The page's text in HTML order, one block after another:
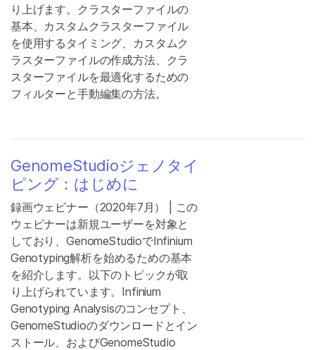
り上げます。クラスターファイルの
基本、カスタムクラスターファイル
を使用するタイミング、カスタムク
ラスターファイルの作成方法、クラ
スターファイルを最適化するための
フィルターと手動編集の方法。
GenomeStudioジェノタイ
ピング：はじめに
録画ウェビナー（2020年7月） | この
ウェビナーは新規ユーザーを対象と
しており、GenomeStudioでInfinium
Genotyping解析を始めるための基本
を紹介します。以下のトピックが取
り上げられています。Infinium
Genotyping Analysisのコンセプト、
GenomeStudioのダウンロードとイン
ストール、およびGenomeStudio